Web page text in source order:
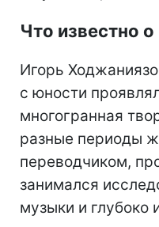
Что известно
Игорь
с юности
многогранная
разные периоды
переводчиком,
занимался
музыки и глубоко